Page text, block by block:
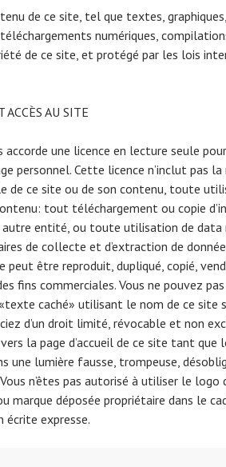
de ce site, tel que textes,
numériques,
de ce site, et protégé par les lois
ACCÈS AU SITE
accorde une licence en lecture seule
personnel. Cette licence n’inclut pas
de ce site ou de son contenu, toute
tout téléchargement ou copie
autre entité, ou toute utilisation de data
de collecte et d’extraction de
peut être reproduit, dupliqué, copié,
fins commerciales. Vous ne pouvez
caché» utilisant le nom de ce site
d’un droit limité, révocable et non
la page d’accueil de ce site tant que
une lumière fausse, trompeuse,
n’êtes pas autorisé à utiliser le
marque déposée propriétaire dans le
écrite expresse.